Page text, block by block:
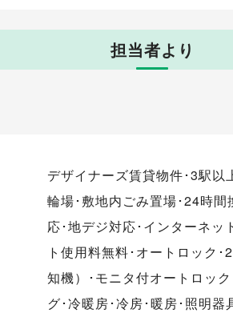
担当者より
デザイナーズ賃貸物件･3駅以
輪場･敷地内ごみ置場･24時
応･地デジ対応･インターネッ
ト使用料無料･オートロック
知機）･モニタ付オートロッ
グ･冷暖房･冷房･暖房･照明